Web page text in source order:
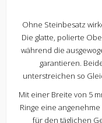
Ohne Steinbesatz
Die glatte, polierte
während die
garantieren.
unterstreichen so
Mit einer Breite von 5
Ringe eine
für den täglichen